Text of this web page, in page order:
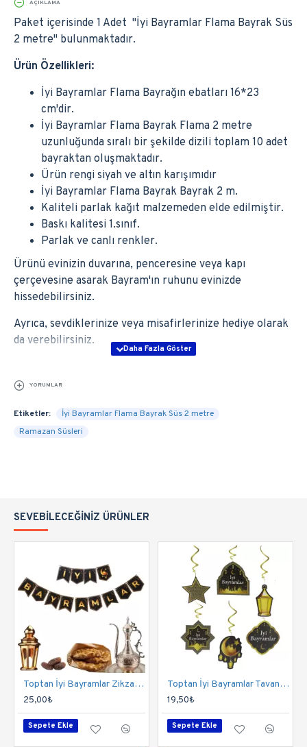
AÇIKLAMA
Paket içerisinde 1 Adet ''İyi Bayramlar Flama Bayrak Süs
2 metre'' bulunmaktadır.
Ürün Özellikleri:
İyi Bayramlar Flama Bayrağın ebatları 16*23
cm'dir.
İyi Bayramlar Flama Bayrak Flama 2 metre
uzunluğunda sıralı bir şekilde dizili toplam 10 adet
bayraktan oluşmaktadır.
Ürün rengi siyah ve altın karışımıdır
İyi Bayramlar Flama Bayrak Bayrak 2 m.
Kaliteli parlak kağıt malzemeden elde edilmiştir.
Baskı kalitesi 1.sınıf.
Parlak ve canlı renkler.
Ürünü evinizin duvarına, penceresine veya kapı
çerçevesine asarak Bayram'ın ruhunu evinizde
hissedebilirsiniz.
Ayrıca, sevdiklerinize veya misafirlerinize hediye olarak
da verebilirsiniz.
YORUMLAR
Etiketler:
İyi Bayramlar Flama Bayrak Süs 2 metre
Ramazan Süsleri
SEVEBILECEĞINIZ ÜRÜNLER
Toptan İyi Bayramlar Zikzak Banner 190 cm
25,00₺
Sepete Ekle
Toptan İyi Bayramlar Tavan Süsü 6 lı
19,50₺
Sepete Ekle